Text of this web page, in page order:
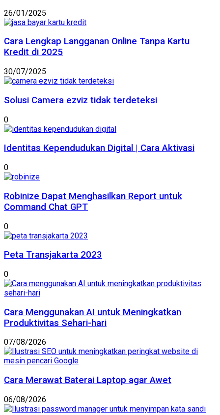
26/01/2025
Cara Lengkap Langganan Online Tanpa Kartu
Kredit di 2025
30/07/2025
Solusi Camera ezviz tidak terdeteksi
0
Identitas Kependudukan Digital | Cara Aktivasi
0
Robinize Dapat Menghasilkan Report untuk
Command Chat GPT
0
Peta Transjakarta 2023
0
Cara Menggunakan AI untuk Meningkatkan
Produktivitas Sehari-hari
07/08/2026
Cara Merawat Baterai Laptop agar Awet
06/08/2026